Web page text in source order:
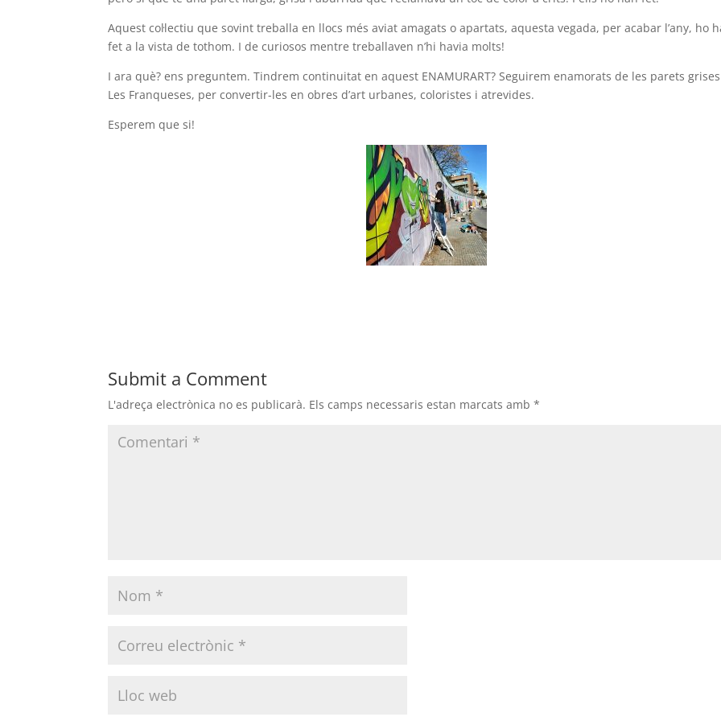
Aquest col·lectiu que sovint treballa en llocs més aviat amagats o apartats, aquesta vegada, per acabar l’any, ho
fet a la vista de tothom. I de curiosos mentre treballaven n’hi havia molts!
I ara què? ens preguntem. Tindrem continuitat en aquest ENAMURART? Seguirem enamorats de les parets
Les Franqueses, per convertir-les en obres d’art urbanes, coloristes i atrevides.
Esperem que si!
Submit a Comment
L'adreça electrònica no es publicarà. Els camps necessaris estan marcats amb*